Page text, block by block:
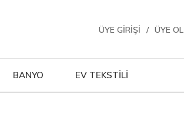
ÜYE GIRIŞI / ÜYE OL
BANYO EV TEKSTİLİ